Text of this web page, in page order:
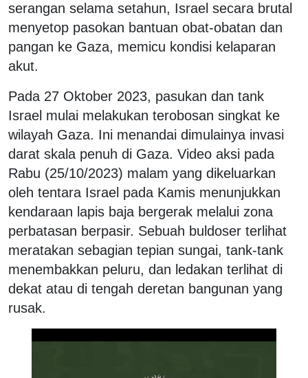
serangan selama setahun, Israel secara brutal
menyetop pasokan bantuan obat-obatan dan
pangan ke Gaza, memicu kondisi kelaparan
akut.
Pada 27 Oktober 2023, pasukan dan tank
Israel mulai melakukan terobosan singkat ke
wilayah Gaza. Ini menandai dimulainya invasi
darat skala penuh di Gaza. Video aksi pada
Rabu (25/10/2023) malam yang dikeluarkan
oleh tentara Israel pada Kamis menunjukkan
kendaraan lapis baja bergerak melalui zona
perbatasan berpasir. Sebuah buldoser terlihat
meratakan sebagian tepian sungai, tank-tank
menembakkan peluru, dan ledakan terlihat di
dekat atau di tengah deretan bangunan yang
rusak.